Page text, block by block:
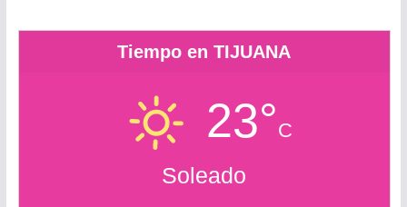
Tiempo en TIJUANA
23°C
Soleado